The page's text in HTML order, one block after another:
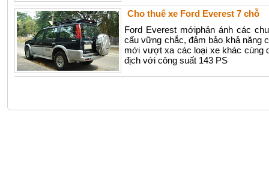
Cho thuê xe Ford Everest 7 chỗ
Ford Everest mớiphản ánh các
cấu vững chắc, đảm bảo khả năng
mới vượt xa các loại xe khác cùng
địch với công suất 143 PS